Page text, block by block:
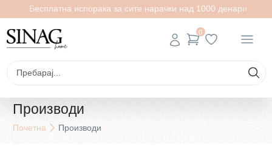
Бесплатна испорака за сите нарачки над 1000 денари
0
Производи
Почетна Производи